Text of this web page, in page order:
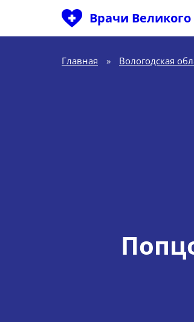
Врачи Великого
Главная » Вологодская